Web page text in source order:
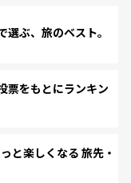
ぶ、旅のベスト。
をもとにランキン
楽しくなる 旅先・